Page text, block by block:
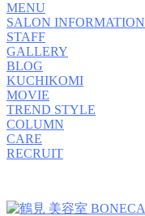
MENU
SALON INFORMATION
STAFF
GALLERY
BLOG
KUCHIKOMI
MOVIE
TREND STYLE
COLUMN
CARE
RECRUIT